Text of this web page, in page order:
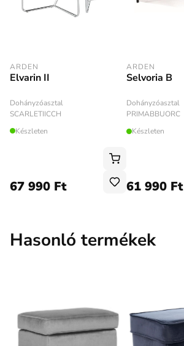
ARDEN
Elvarin II
Dohányzóasztal
SCARLETIICCH
Készleten
67 990 Ft
ARDEN
Selvoria B
Dohányzóasztal
PRIMABBUORC
Készleten
61 990 Ft
Hasonló termékek